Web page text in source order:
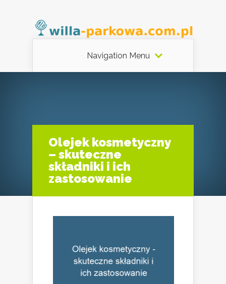
Navigation Menu
Olejek kosmetyczny
– skuteczne
składniki i ich
zastosowanie